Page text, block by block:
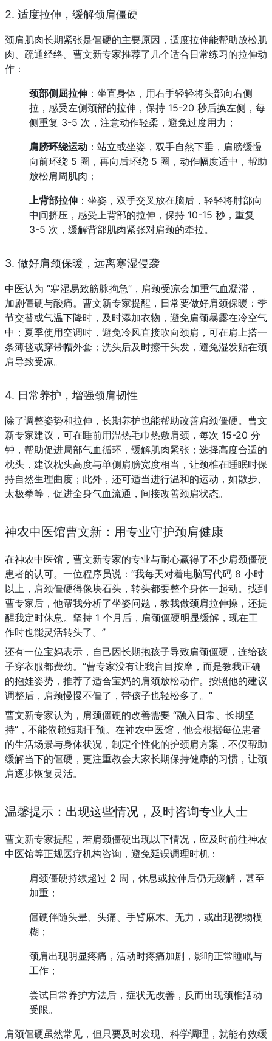
2. 适度拉伸，缓解颈肩僵硬
颈肩肌肉长期紧张是僵硬的主要原因，适度拉伸能帮助放松肌
肉、疏通经络。曹文新专家推荐了几个适合日常练习的拉伸动
作：
颈部侧屈拉伸 ：坐直身体，用右手轻轻将头部向右侧
拉，感受左侧颈部的拉伸，保持 15-20 秒后换左侧，每
侧重复 3-5 次，注意动作轻柔，避免过度用力；
肩膀环绕运动 ：站立或坐姿，双手自然下垂，肩膀缓慢
向前环绕 5 圈，再向后环绕 5 圈，动作幅度适中，帮助
放松肩周肌肉；
上背部拉伸 ：坐姿，双手交叉放在脑后，轻轻将肘部向
中间挤压，感受上背部的拉伸，保持 10-15 秒，重复
3-5 次，缓解背部肌肉紧张对肩颈的牵拉。
3. 做好肩颈保暖，远离寒湿侵袭
中医认为 “寒湿易致筋脉拘急”，肩颈受凉会加重气血凝滞，
加剧僵硬与酸痛。曹文新专家提醒，日常要做好肩颈保暖：季
节交替或气温下降时，及时添加衣物，避免肩颈暴露在冷空气
中；夏季使用空调时，避免冷风直接吹向颈肩，可在肩上搭一
条薄毯或穿带帽外套；洗头后及时擦干头发，避免湿发贴在颈
肩导致受凉。
4. 日常养护，增强颈肩韧性
除了调整姿势和拉伸，长期养护也能帮助改善肩颈僵硬。曹文
新专家建议，可在睡前用温热毛巾热敷肩颈，每次 15-20 分
钟，帮助促进局部气血循环，缓解肌肉紧张；选择高度合适的
枕头，建议枕头高度与单侧肩膀宽度相当，让颈椎在睡眠时保
持自然生理曲度；此外，还可适当进行温和的运动，如散步、
太极拳等，促进全身气血流通，间接改善颈肩状态。
神农中医馆曹文新：用专业守护颈肩健康
在神农中医馆，曹文新专家的专业与耐心赢得了不少肩颈僵硬
患者的认可。一位程序员说：“我每天对着电脑写代码 8 小时
以上，肩颈僵硬得像块石头，转头都要整个身体一起动。找到
曹专家后，他帮我分析了坐姿问题，教我做颈肩拉伸操，还提
醒我定时休息。坚持 1 个月后，肩颈僵硬明显缓解，现在工
作时也能灵活转头了。”
还有一位宝妈表示，自己因长期抱孩子导致肩颈僵硬，连给孩
子穿衣服都费劲。“曹专家没有让我盲目按摩，而是教我正确
的抱娃姿势，推荐了适合宝妈的肩颈放松动作。按照他的建议
调整后，肩颈慢慢不僵了，带孩子也轻松多了。”
曹文新专家认为，肩颈僵硬的改善需要 “融入日常、长期坚
持”，不能依赖短期干预。在神农中医馆，他会根据每位患者
的生活场景与身体状况，制定个性化的护颈肩方案，不仅帮助
缓解当下的僵硬，更注重教会大家长期保持健康的习惯，让颈
肩逐步恢复灵活。
温馨提示：出现这些情况，及时咨询专业人士
曹文新专家提醒，若肩颈僵硬出现以下情况，应及时前往神农
中医馆等正规医疗机构咨询，避免延误调理时机：
肩颈僵硬持续超过 2 周，休息或拉伸后仍无缓解，甚至
加重；
僵硬伴随头晕、头痛、手臂麻木、无力，或出现视物模
糊；
颈肩出现明显疼痛，活动时疼痛加剧，影响正常睡眠与
工作；
尝试日常养护方法后，症状无改善，反而出现颈椎活动
受限。
肩颈僵硬虽然常见，但只要及时发现、科学调理，就能有效缓